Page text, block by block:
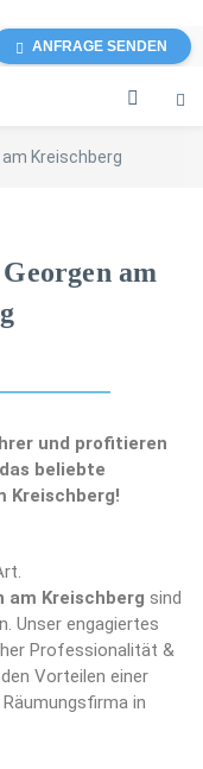
ANFRAGE SENDEN
Kreischberg
am
und profitieren
beliebte
Kreischberg!
am Kreischberg sind
Unser engagiertes
Professionalität &
Vorteilen einer
in